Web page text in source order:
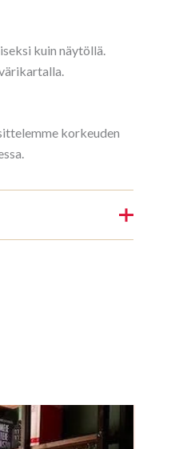
kuin näytöllä.
korkeuden